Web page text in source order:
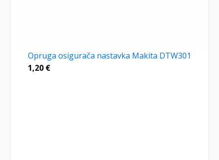
Opruga osigurača nastavka Makita DTW301
1,20 €